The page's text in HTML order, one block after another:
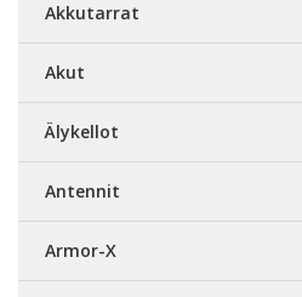
Akkutarrat
Akut
Älykellot
Antennit
Armor-X